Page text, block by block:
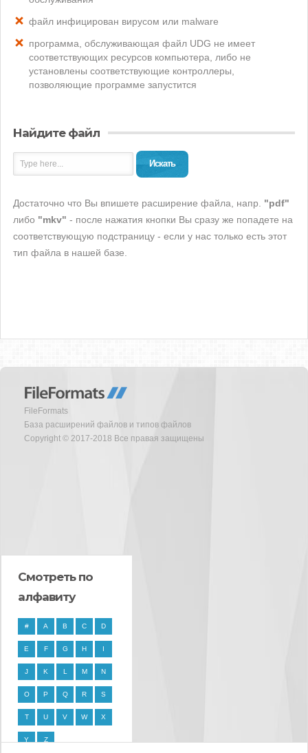
файл инфицирован вирусом или malware
программа, обслуживающая файл UDG не имеет
соответствующих ресурсов компьютера, либо не
установлены соответствующие контроллеры,
позволяющие программе запустится
Найдите файл
Искать
Достаточно что Вы впишете расширение файла, напр. "pdf"
либо "mkv" - после нажатия кнопки Вы сразу же попадете на
соответствующую подстраницу - если у нас только есть этот
тип файла в нашей базе.
FileFormats
База расширений файлов и типов файлов
Copyright © 2017-2018 Все правая защищены
Смотреть по
алфавиту
# A B C D
E F G H I
J K L M N
O P Q R S
T U V W X
Y Z